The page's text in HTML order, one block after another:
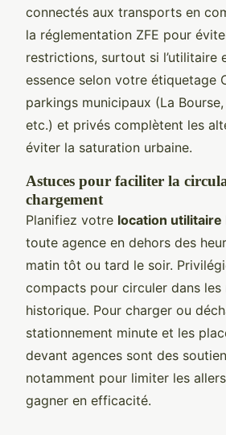
connectés aux transports en
la réglementation ZFE pour
restrictions, surtout si l’utilitaire
essence selon votre étiquetage
parkings municipaux (La
etc.) et privés complètent les
éviter la saturation urbaine.
Astuces pour faciliter la
chargement
Planifiez votre location utilitaire
toute agence en dehors des
matin tôt ou tard le soir.
compacts pour circuler dans les
historique. Pour charger ou
stationnement minute et les
devant agences sont des
notamment pour limiter les
gagner en efficacité.